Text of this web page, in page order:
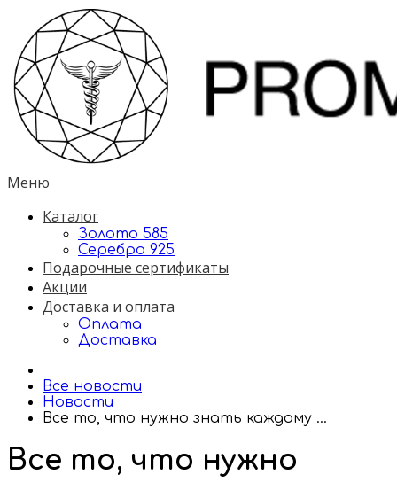
Меню
Каталог
Золото 585
Серебро 925
Подарочные сертификаты
Акции
Доставка и оплата
Оплата
Доставка
Все новости
Новости
Все то, что нужно знать каждому ...
Все то, что нужно